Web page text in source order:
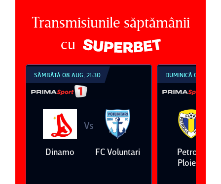
Transmisiunile săptămânii
cu
SÂMBĂTĂ 08 AUG, 21:30
Dinamo
Vs
FC Voluntari
DUMINICĂ 09 AUG,
Petrolul
Ploieşti